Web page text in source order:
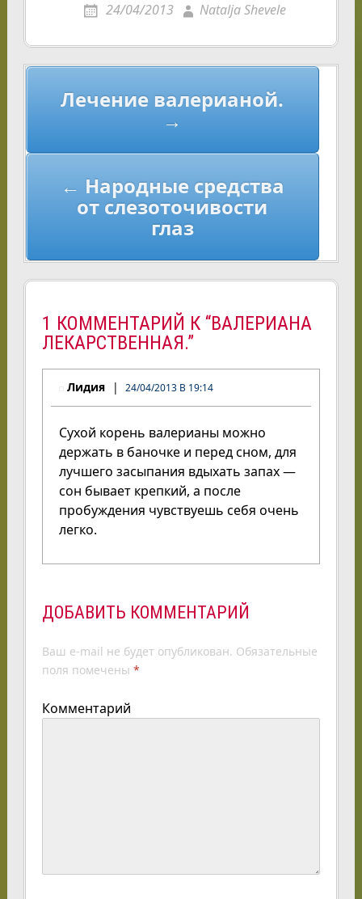
24/04/2013 Natalja Shevele
Навигация
Лечение валерианой.
→
← Народные средства
от слезоточивости
глаз
1 КОММЕНТАРИЙ К “ВАЛЕРИАНА
ЛЕКАРСТВЕННАЯ.”
Лидия 24/04/2013 В 19:14
Сухой корень валерианы можно
держать в баночке и перед сном, для
лучшего засыпания вдыхать запах —
сон бывает крепкий, а после
пробуждения чувствуешь себя очень
легко.
ДОБАВИТЬ КОММЕНТАРИЙ
Ваш e-mail не будет опубликован. Обязательные
поля помечены *
Комментарий